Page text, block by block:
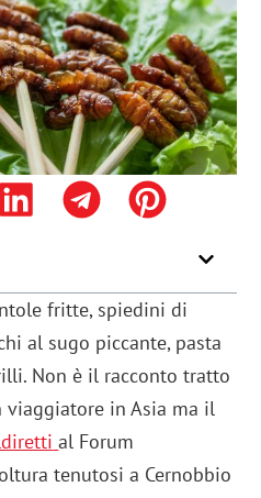
fritte, spiedini di
al sugo piccante, pasta
Non è il racconto tratto
in Asia ma il
al Forum
tenutosi a Cernobbio